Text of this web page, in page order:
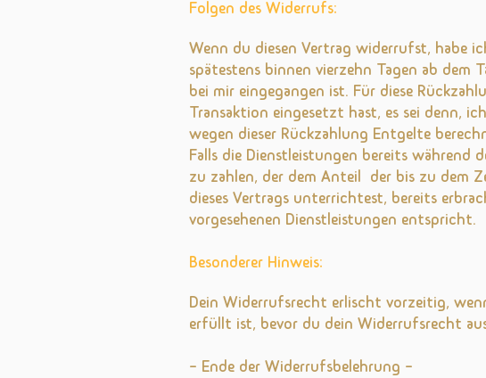
Folgen des Widerrufs:
Wenn du diesen Vertrag widerrufst, habe
spätestens binnen vierzehn Tagen ab dem
bei mir eingegangen ist. Für diese
Transaktion eingesetzt hast, es sei denn,
wegen dieser Rückzahlung Entgelte
Falls die Dienstleistungen bereits während
zu zahlen, der dem Anteil der bis zu dem
dieses Vertrags unterrichtest, bereits
vorgesehenen Dienstleistungen entspricht.
Besonderer Hinweis:
Dein Widerrufsrecht erlischt vorzeitig,
erfüllt ist, bevor du dein Widerrufsrecht
– Ende der Widerrufsbelehrung –